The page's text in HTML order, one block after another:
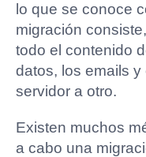
lo que se conoce
migración
todo el contenido
datos, los emails
servidor a otro.
Existen muchos
a cabo una